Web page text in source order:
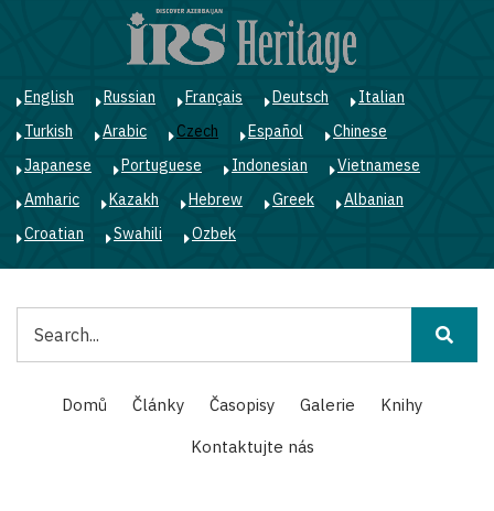
English Russian Français Deutsch
Italian
Turkish
Arabic Czech Español
Chinese
Japanese
Portuguese Indonesian
Vietnamese
Amharic
Kazakh Hebrew Greek
Albanian
Croatian
Swahili Ozbek
Main
navigation
Domů Články Časopisy Galerie
Knihy
Kontaktujte nás